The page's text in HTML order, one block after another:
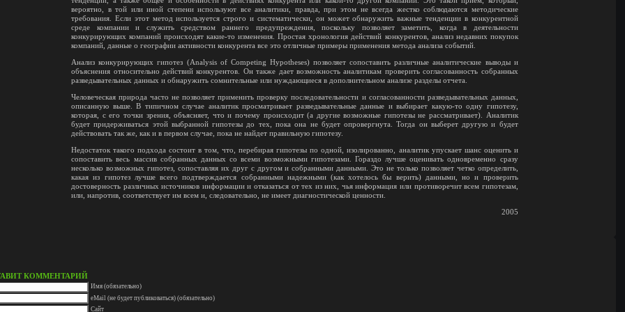
вероятно, в той или иной степени используют все аналитики, правда, при этом не всегда жестко соблюдаются методические
требования. Если этот метод используется строго и систематически, он может обнаружить важные тенденции в конкурентной
среде компании и служить средством раннего предупреждения, поскольку позволяет заметить, когда в деятельности
конкурирующих компаний происходят какие-то изменения. Простая хронология действий конкурентов, анализ недавних покупок
компаний, данные о географии активности конкурента все это отличные примеры применения метода анализа событий.
Анализ конкурирующих гипотез (Analysis of Competing Hypotheses) позволяет сопоставить различные аналитические выводы и
объяснения относительно действий конкурентов. Он также дает возможность аналитикам проверить согласованность собранных
разведывательных данных и обнаружить сомнительные или нуждающиеся в дополнительном анализе разделы отчета.
Человеческая природа часто не позволяет применить проверку последовательности и согласованности разведывательных данных,
описанную выше. В типичном случае аналитик просматривает разведывательные данные и выбирает какую-то одну гипотезу,
которая, с его точки зрения, объясняет, что и почему происходит (а другие возможные гипотезы не рассматривает). Аналитик
будет придерживаться этой выбранной гипотезы до тех, пока она не будет опровергнута. Тогда он выберет другую и будет
действовать так же, как и в первом случае, пока не найдет правильную гипотезу.
Недостаток такого подхода состоит в том, что, перебирая гипотезы по одной, изолированно, аналитик упускает шанс оценить и
сопоставить весь массив собранных данных со всеми возможными гипотезами. Гораздо лучше оценивать одновременно сразу
несколько возможных гипотез, сопоставляя их друг с другом и собранными данными. Это не только позволяет четко определить,
какая из гипотез лучше всего подтверждается собранными надежными (как хотелось бы верить) данными, но и проверить
достоверность различных источников информации и отказаться от тех из них, чья информация или противоречит всем гипотезам,
или, напротив, соответствует им всем и, следовательно, не имеет диагностической ценности.
2005
КОММЕНТАРИЙ
Имя (обязательно)
eMail (не будет публиковаться) (обязательно)
Сайт